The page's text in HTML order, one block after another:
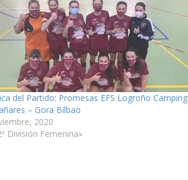
del Partido: Promesas EFS Logroño Camping
– Gora Bilbao
2020
División Femenina»